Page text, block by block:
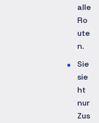
alle
Ro
ute
n.
Sie
sie
ht
nur
Zus